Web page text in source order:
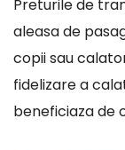
Preturile de
aleasa de
copii sau
fidelizare a
beneficiaza de